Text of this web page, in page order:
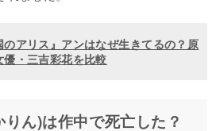
のアリス』アンはなぜ生きてるの？原
・三吉彩花を比較
りん)は作中で死亡した？